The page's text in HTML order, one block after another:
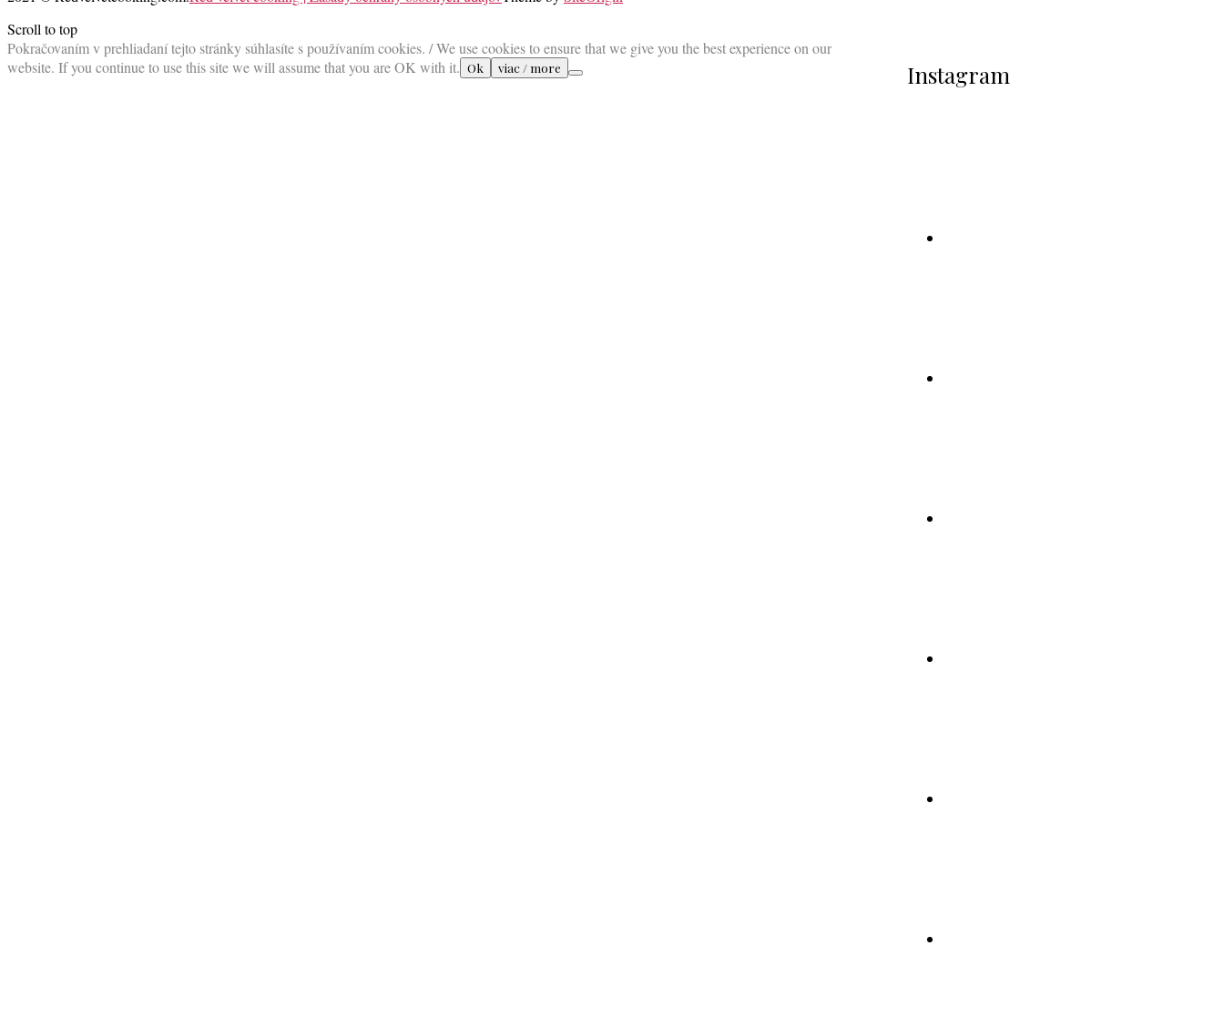
Instagram
Scroll to top
Pokračovaním v prehliadaní tejto stránky súhlasíte s používaním cookies. / We use cookies to ensure that we give you the best experience on our
website. If you continue to use this site we will assume that you are OK with it. Ok viac / more